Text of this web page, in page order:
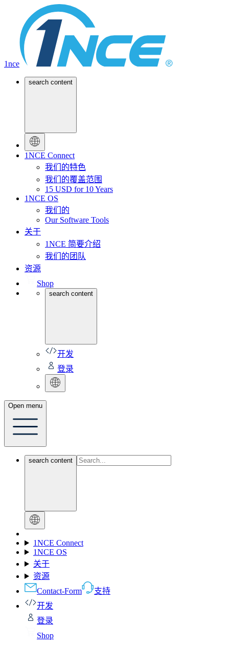
1nce
search content
1NCE Connect
我们的特色
我们的覆盖范围
15 USD for 10 Years
1NCE OS
我们的
Our Software Tools
关于
1NCE 简要介绍
我们的团队
资源
Shop
search content
开发
登录
Open menu
search content
1NCE Connect
1NCE OS
关于
资源
Contact-Form
支持
开发
登录
Shop